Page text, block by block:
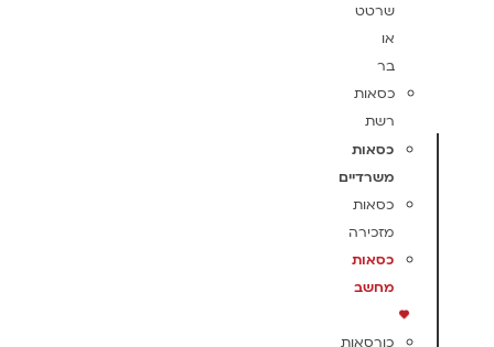
שרטט
או
בר
כסאות
רשת
כסאות
משרדיים
כסאות
מזכירה
כסאות
מחשב
כורסאות